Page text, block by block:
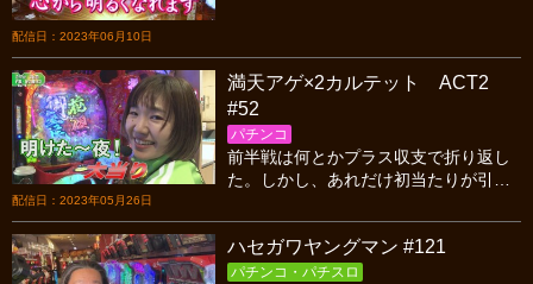
配信日：2023年06月10日
の結末は？
配信日：2023年05月26日
満天アゲ×2カルテット ACT2
#52
パチンコ
前半戦は何とかプラス収支で折り返し
た。しかし、あれだけ初当たりが引け
その時、さやかに大当たりが！大量出
玉獲得のチャンス到来！！
ハセガワヤングマン #121
パチンコ・パチスロ